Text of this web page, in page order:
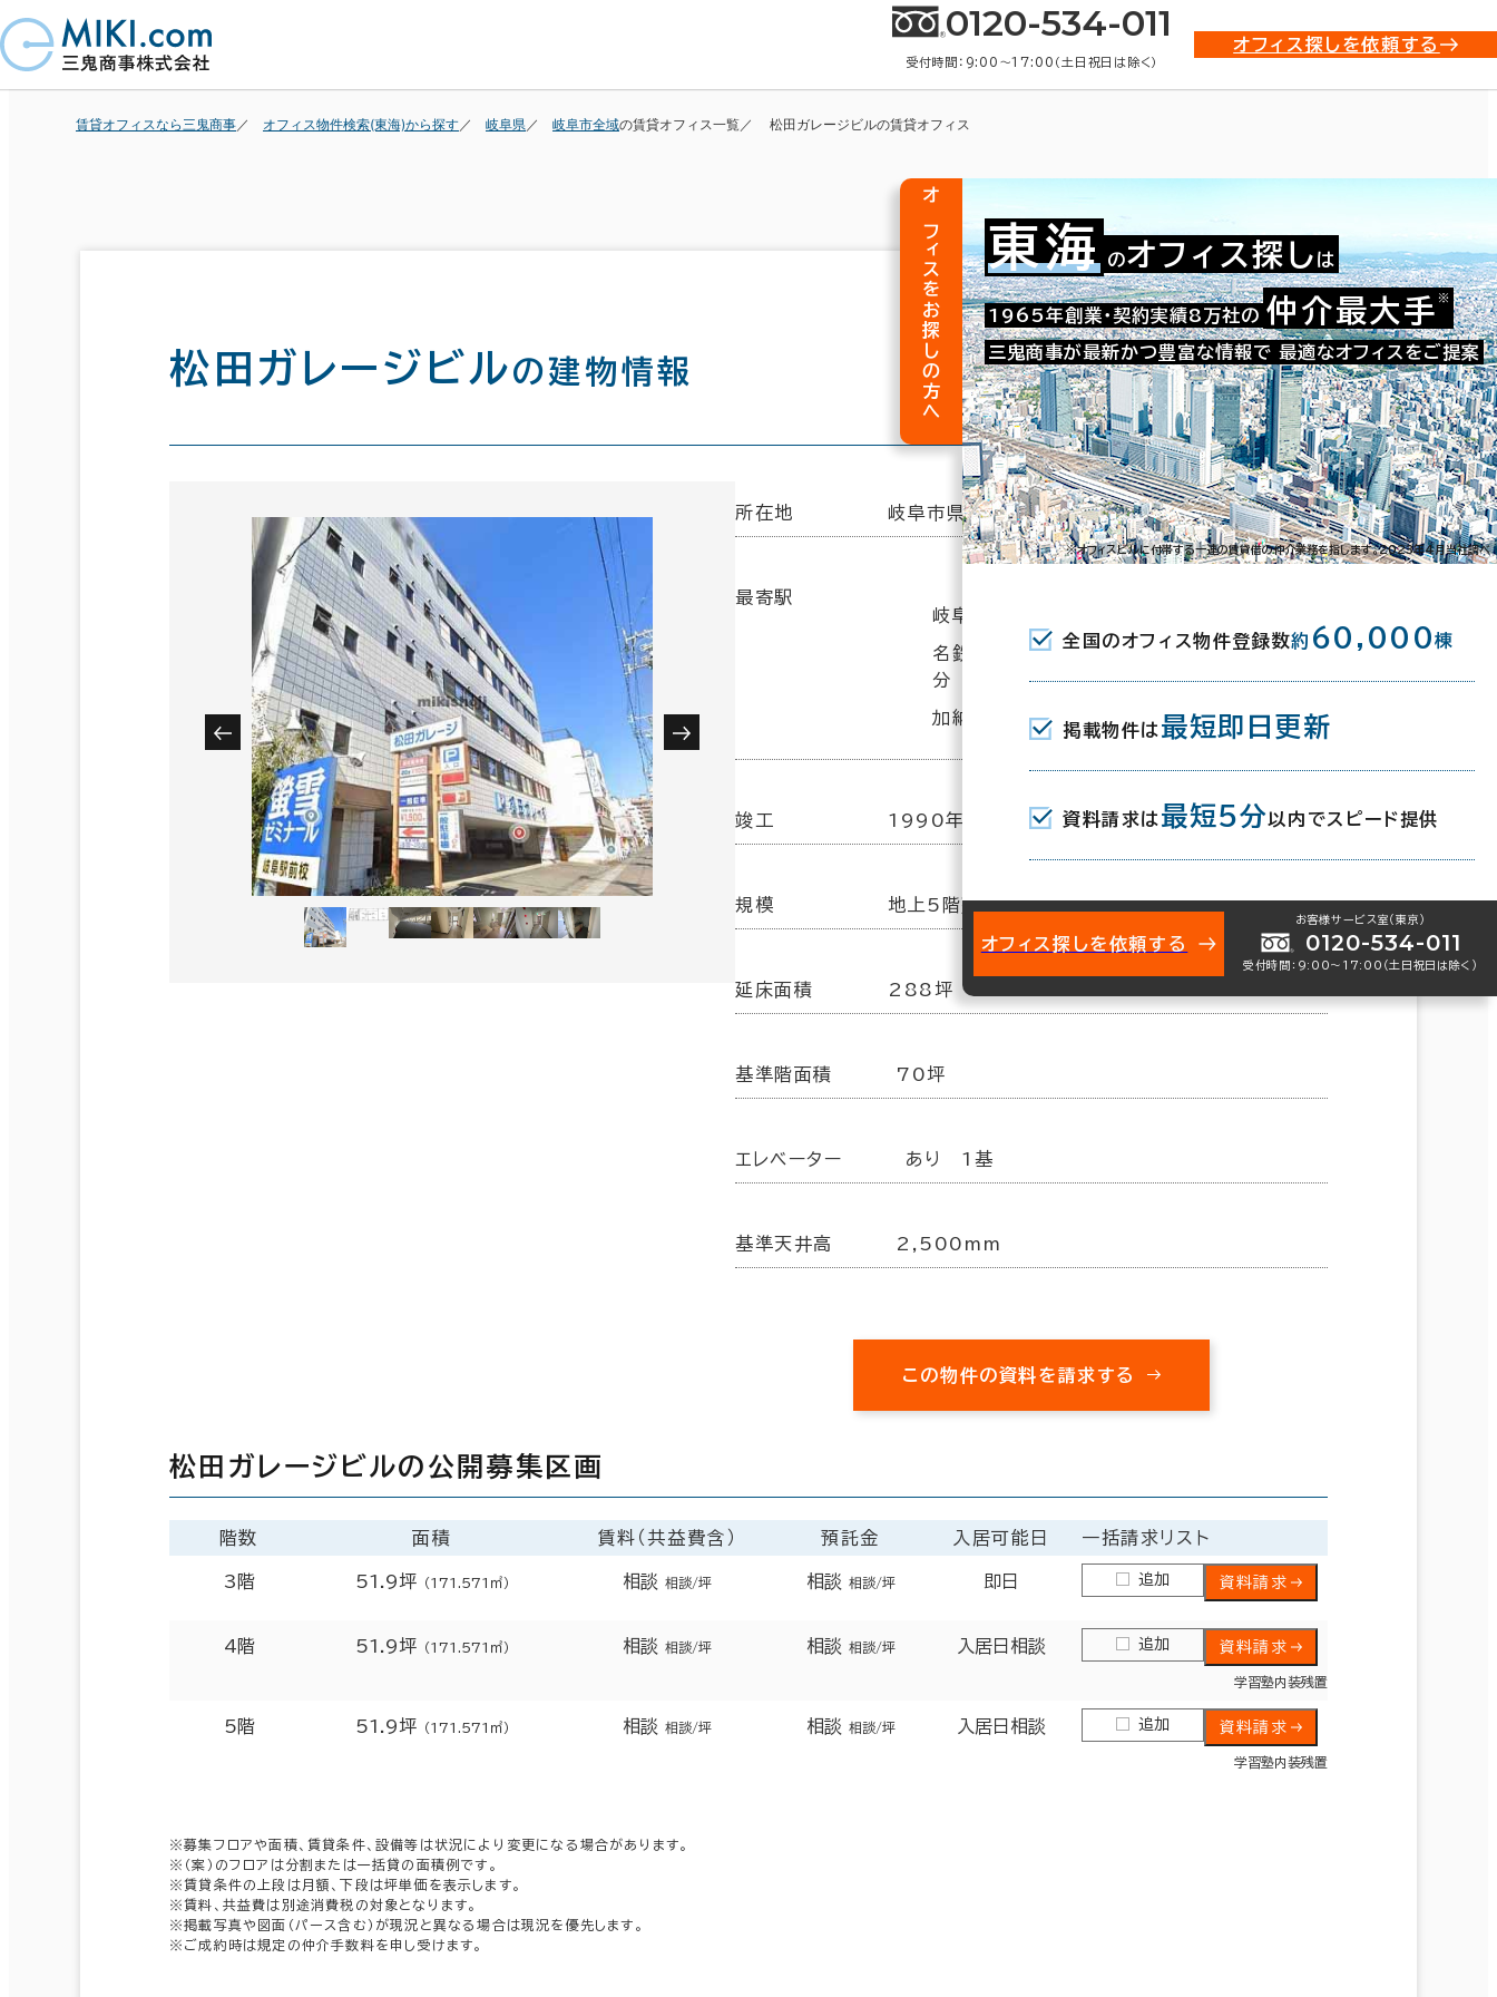
0120-534-011
受付時間：9:00〜17:00（土日祝日は除く）
オフィス探しを依頼する
賃貸オフィスなら三鬼商事 オフィス物件検索(東海)から探す 岐阜県 岐阜市全域の賃貸オフィス一覧 松田ガレージビルの賃貸オフィス
松田ガレージビルの建物情報
お問い合わせ番号：008-41547
所在地 岐阜市県町2-7
最寄駅
岐阜駅 ( ＪＲ ) 長良口 8分
名鉄岐阜駅 ( 名鉄各務原線･名古屋本線 ) 3
分
加納駅 ( 名鉄名古屋本線 ) 15分
竣工 1990年 9月
規模 地上5階建
延床面積 288坪
基準階面積 70坪
エレベーター あり 1基
基準天井高 2,500mm
この物件の資料を請求する
松田ガレージビルの公開募集区画
階数 面積 賃料（共益費含） 預託金 入居可能日 一括請求リスト
3階 51.9坪 （171.571㎡） 相談 相談/坪 相談 相談/坪 即日 追加 資料請求
4階 51.9坪 （171.571㎡） 相談 相談/坪 相談 相談/坪 入居日相談 追加 資料請求
学習塾内装残置
5階 51.9坪 （171.571㎡） 相談 相談/坪 相談 相談/坪 入居日相談 追加 資料請求
学習塾内装残置
※募集フロアや面積、賃貸条件、設備等は状況により変更になる場合があります。
※（案）のフロアは分割または一括貸の面積例です。
※賃貸条件の上段は月額、下段は坪単価を表示します。
※賃料、共益費は別途消費税の対象となります。
※掲載写真や図面（パース含む）が現況と異なる場合は現況を優先します。
※ご成約時は規定の仲介手数料を申し受けます。
オフィスをお探しの方へ 東海 のオフィス探し は
1965年創業・契約実績8万社の 仲介最大手 ※
三鬼商事が最新かつ豊富な情報で 最適なオフィスをご提案
※オフィスビルに付帯する一連の賃貸借の仲介業務を指します。2023年4月当社調べ
全国のオフィス物件登録数約 60,000棟
掲載物件は 最短即日更新
資料請求は 最短5分 以内でスピード提供
オフィス探しを依頼する
お客様サービス室（東京）
0120-534-011
受付時間：9:00〜17:00（土日祝日は除く）